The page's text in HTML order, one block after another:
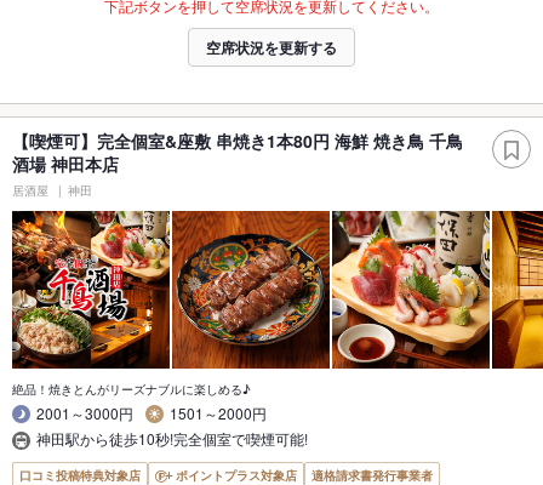
下記ボタンを押して空席状況を更新してください。
空席状況を更新する
【喫煙可】完全個室&座敷 串焼き1本80円 海鮮 焼き鳥 千鳥
酒場 神田本店
居酒屋 神田
絶品！焼きとんがリーズナブルに楽しめる♪
2001～3000円
1501～2000円
神田駅から徒歩10秒!完全個室で喫煙可能!
口コミ投稿特典対象店 ポイントプラス対象店 適格請求書発行事業者